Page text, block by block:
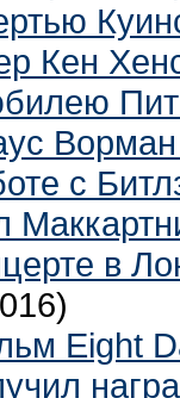
Кен
с
в
Eight